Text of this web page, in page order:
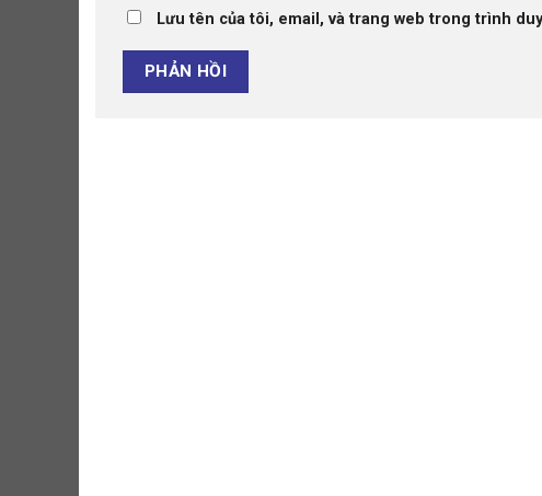
Lưu tên của tôi, email, và trang web trong trình